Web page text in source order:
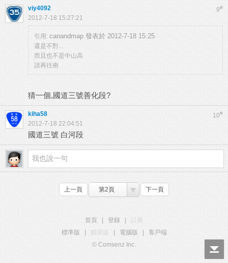
9#
viy4092
2012-7-18 15:27:21
引用: canandmap 發表於 2012-7-18 15:25
還是不對...
而且也不是中山高
請再往南
猜一個,國道三號善化段?
10#
kiha58
2012-7-18 22:04:51
國道三號 白河段
上一頁 第2頁 下一頁
首頁 登錄
標準版
觸屏版 電腦版
客戶端
© Comsenz Inc.